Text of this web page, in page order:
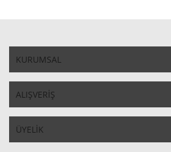
KURUMSAL
ALIŞVERİŞ
ÜYELİK